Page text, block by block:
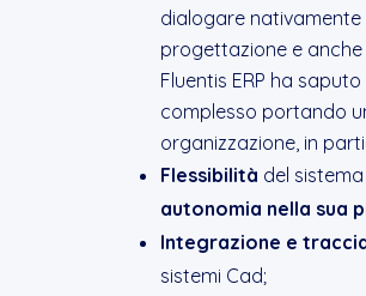
dialogare
progettazione e anche
Fluentis ERP ha
complesso portando
organizzazione, in
Flessibilità del
autonomia nella sua
Integrazione e
sistemi Cad;